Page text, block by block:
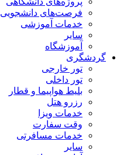
فرصت‌های دانشجویی
خدمات آموزشی
سایر
آموزشگاه
گردشگری
تور خارجی
تور داخلی
بلیط هواپیما و قطار
رزرو هتل
خدمات ویزا
وقت سفارت
خدمات مسافرتی
سایر